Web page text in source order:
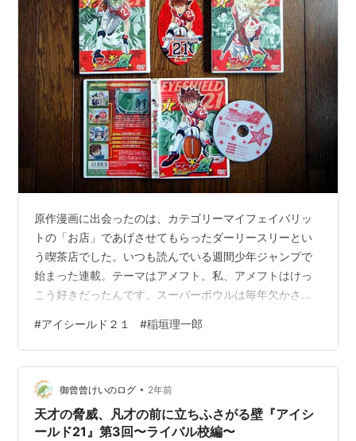
原作漫画に出会ったのは、カテゴリーマイフェイバリッ
トの「お店」であげさせてもらったダーリースリーとい
う喫茶店でした。いつも読んでいる週間少年ジャンプで
始まった連載。テーマはアメフト。私、アメフトはけっ
こう好きだったんです。スーパーボウルは毎年欠かさず
ームにもはまったなあ。「10ヤードファイト」だったか
なあ？またやれたら嬉しいんだけど。 まあ、そんな経緯
で読み始めた「アイシールド２１」ですが、かなりはま
りました。以前はコミックも20冊くらいまでは買っても
っていました。家の建て替えで荷物整理のためオークシ
ョンに出しちゃいましたが。テレビでアニメが始…
#アイシールド２１ #稲垣理一郎
御曾曾けいのログ • 2年前
天才の脅威、凡才の前に立ちふさがる壁『アイシ
ールド21』第3回〜ライバル校編〜